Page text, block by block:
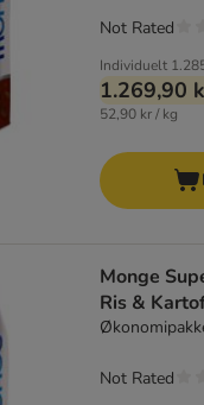
Individuelt
1.269,90
52,90 kr / kg
Not Rated
Monge
Ris &
Not Rated